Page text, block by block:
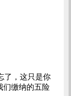
了，这只是你
们缴纳的五险